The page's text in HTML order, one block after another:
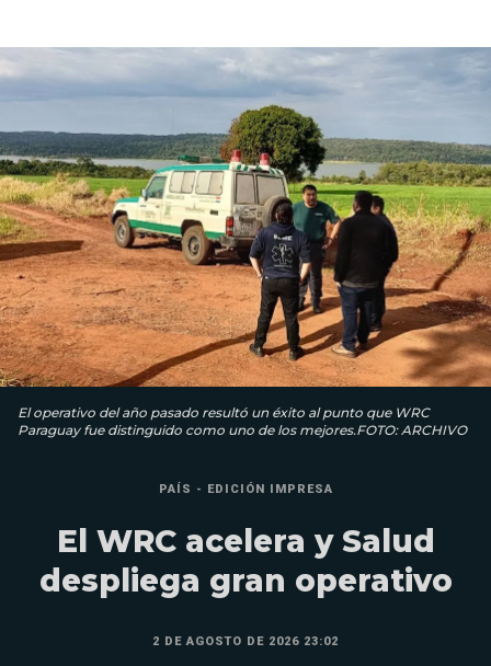
El operativo del año pasado resultó un éxito al punto que WRC
Paraguay fue distinguido como uno de los mejores.FOTO: ARCHIVO
PAÍS - EDICIÓN IMPRESA
El WRC acelera y Salud
despliega gran operativo
2 DE AGOSTO DE 2026 23:02